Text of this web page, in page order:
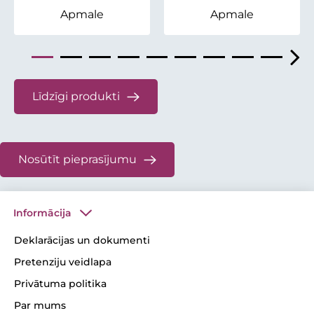
Apmale
Apmale
Līdzīgi produkti
Nosūtīt pieprasījumu
Informācija
Deklarācijas un dokumenti
Pretenziju veidlapa
Privātuma politika
Par mums